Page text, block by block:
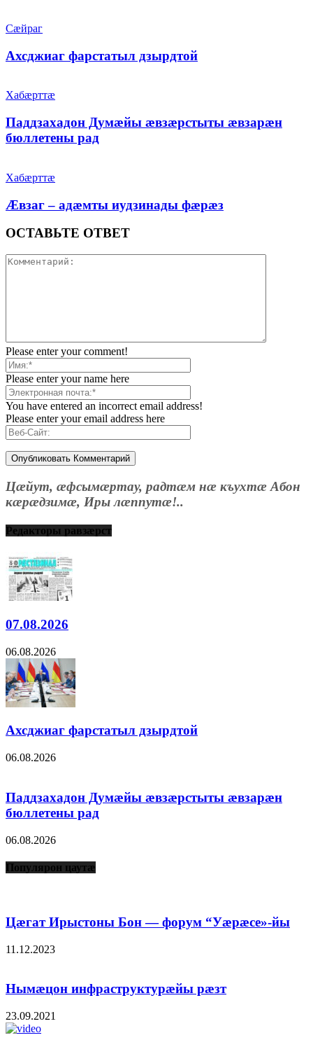
Сæйраг
Ахсджиаг фарстатыл дзырдтой
Хабæрттæ
Паддзахадон Думæйы æвзæрстыты æвзарæн
бюллетены рад
Хабæрттæ
Æвзаг – адæмты иудзинады фæрæз
ОСТАВЬТЕ ОТВЕТ
Please enter your comment!
Please enter your name here
You have entered an incorrect email address!
Please enter your email address here
Цæйут, æфсымæртау, радтæм нæ къухтæ Абон
кæрæдзимæ, Иры лæппутæ!..
Редакторы равзæрст
07.08.2026
06.08.2026
Ахсджиаг фарстатыл дзырдтой
06.08.2026
Паддзахадон Думæйы æвзæрстыты æвзарæн
бюллетены рад
06.08.2026
Популярон цаутæ
Цæгат Ирыстоны Бон — форум “Уæрæсе»-йы
11.12.2023
Нымæцон инфраструктурæйы рæзт
23.09.2021